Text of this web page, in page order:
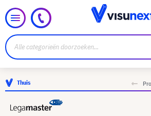
Thuis